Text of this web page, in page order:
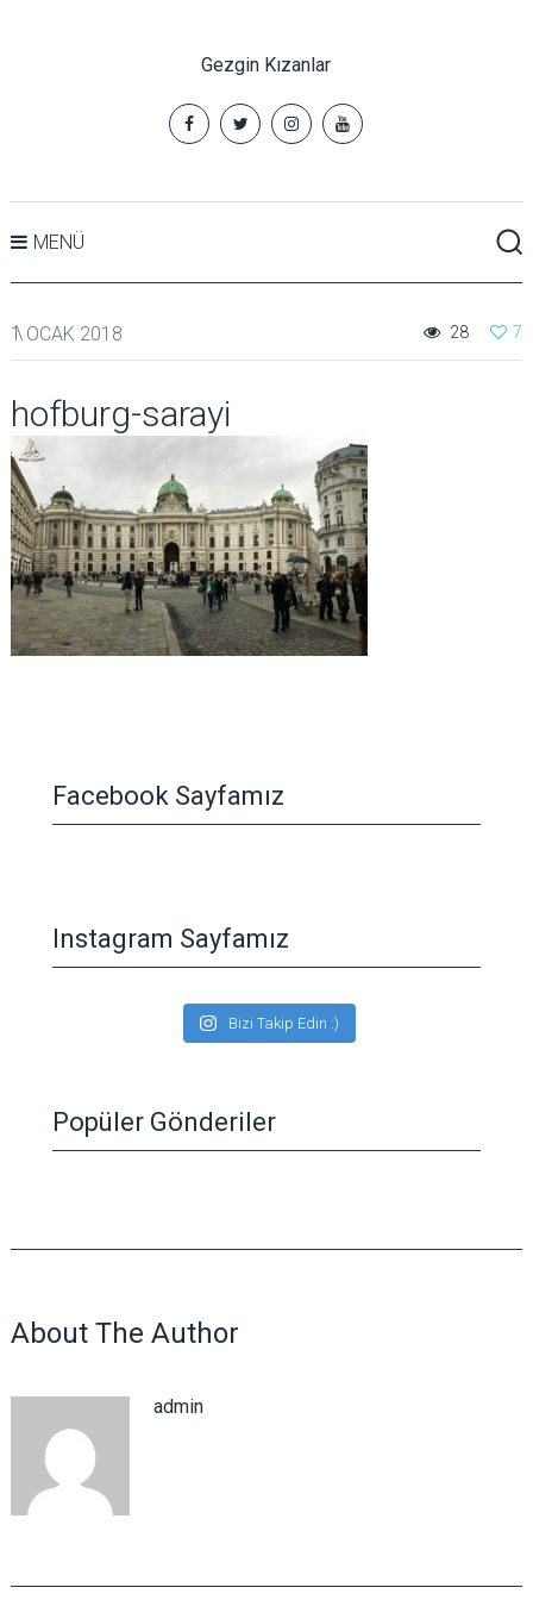
Gezgin Kızanlar
MENÜ
1 OCAK 2018 7
28
hofburg-sarayi
Facebook Sayfamız
Instagram Sayfamız
Bizi Takip Edin :)
Popüler Gönderiler
About The Author
admin